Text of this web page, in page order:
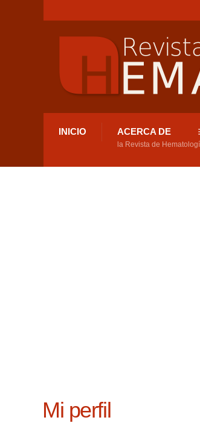
INICIO ACERCA DE
la Revista de
Mi perfil